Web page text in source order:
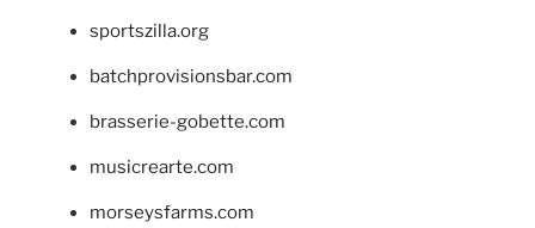
sportszilla.org
batchprovisionsbar.com
brasserie-gobette.com
musicrearte.com
morseysfarms.com